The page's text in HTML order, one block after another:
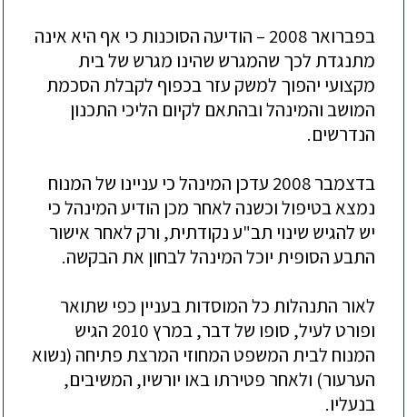
בפברואר2008 – הודיעה הסו כנות כי אף היא אינה
מתנגדת לכך שהמגרש שהינו מגרש של בית
מקצועי יהפוך למשק עזר בכפוף לקבלת הסכמת
המושב והמינהל ובהתאם לקיום הליכי התכנון
הנדרשים.
בדצמבר
2008 עדכן המינהל כי עניינו של המנוח
נמצא בטיפול וכשנה לאחר מכן הודיע המינהל כי
יש להגיש שינוי תב"ע נקודתית, ורק לאחר אישור
התבע הסופית יוכל המינהל לבחון את הבקשה.
לאור התנהלות כל המוסדות בעניין כפי שתואר
ופורט לעיל, סופו של דבר, במרץ 2010 הגיש
המנוח לבית המשפט המחוזי המרצת פתיחה (נשוא
הערעור) ולאחר פטירתו באו יורשיו, המשיבים,
בנעליו.